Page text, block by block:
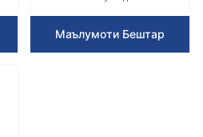
Маълумоти Бештар